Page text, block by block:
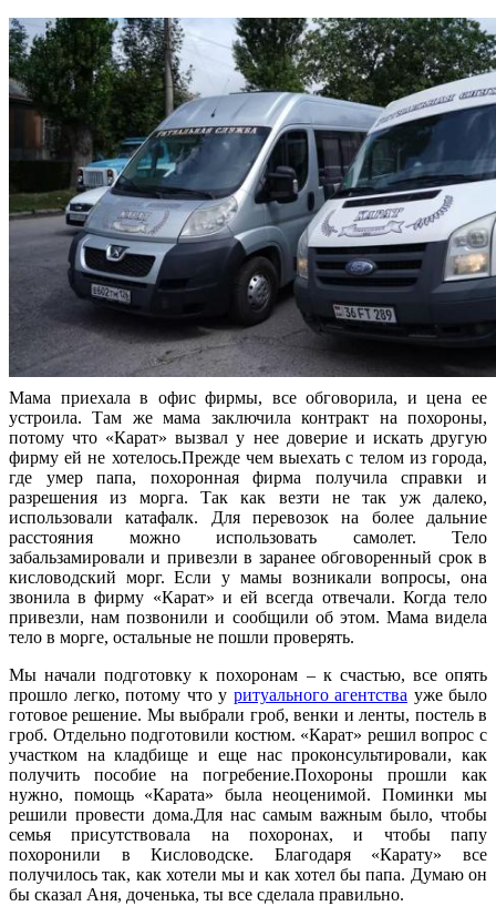
Мама приехала в офис фирмы, все обговорила, и цена ее
устроила. Там же мама заключила контракт на похороны,
потому что «Карат» вызвал у нее доверие и искать другую
фирму ей не хотелось.Прежде чем выехать с телом из города,
где умер папа, похоронная фирма получила справки и
разрешения из морга. Так как везти не так уж далеко,
использовали катафалк. Для перевозок на более дальние
расстояния можно использовать самолет. Тело
забальзамировали и привезли в заранее обговоренный срок в
кисловодский морг. Если у мамы возникали вопросы, она
звонила в фирму «Карат» и ей всегда отвечали. Когда тело
привезли, нам позвонили и сообщили об этом. Мама видела
тело в морге, остальные не пошли проверять.
Мы начали подготовку к похоронам – к счастью, все опять
прошло легко, потому что у ритуального агентства уже было
готовое решение. Мы выбрали гроб, венки и ленты, постель в
гроб. Отдельно подготовили костюм. «Карат» решил вопрос с
участком на кладбище и еще нас проконсультировали, как
получить пособие на погребение.Похороны прошли как
нужно, помощь «Карата» была неоценимой. Поминки мы
решили провести дома.Для нас самым важным было, чтобы
семья присутствовала на похоронах, и чтобы папу
похоронили в Кисловодске. Благодаря «Карату» все
получилось так, как хотели мы и как хотел бы папа. Думаю он
бы сказал Аня, доченька, ты все сделала правильно.